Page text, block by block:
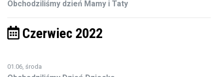
Obchodziliśmy dzień Mamy i Taty
Czerwiec 2022
01.06, środa